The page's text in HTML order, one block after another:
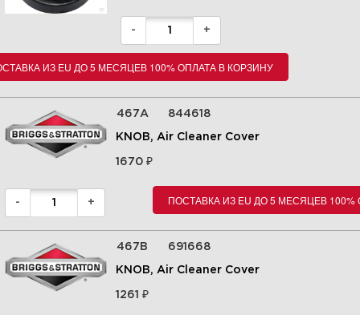
10 Электрический стартер
295442-0113-E9
11 Комплект прокладок
- +
ИЗ EU ДО 5 МЕСЯЦЕВ 100% ОПЛАТА В КОРЗИНУ
467A 844618
KNOB, Air Cleaner Cover
1670₽
- + ПОСТАВКА ИЗ EU ДО 5 МЕСЯЦЕВ
467B 691668
KNOB, Air Cleaner Cover
1261₽